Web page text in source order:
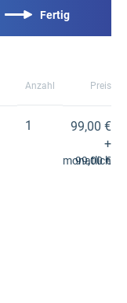
Fertig
Anzahl Preis
1
99,00 €
+
99,00 €
monatlich